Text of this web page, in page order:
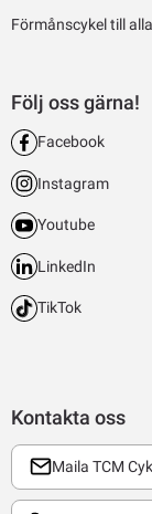
Förmånscykel till
Kontakta oss
Maila TCM
Följ oss gärna!
Facebook
Instagram
Youtube
LinkedIn
TikTok